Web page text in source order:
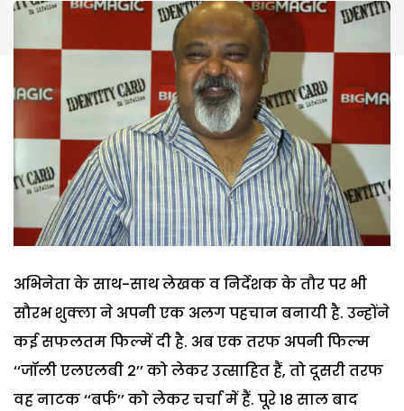
अभिनेता के साथ-साथ लेखक व निर्देशक के तौर पर भी
सौरभ शुक्ला ने अपनी एक अलग पहचान बनायी है. उन्होंने
कई सफलतम फिल्में दी है. अब एक तरफ अपनी फिल्म
‘‘जॉली एलएलबी 2’’ को लेकर उत्साहित हैं, तो दूसरी तरफ
वह नाटक ‘‘बर्फ’’ को लेकर चर्चा में हैं. पूरे 18 साल बाद